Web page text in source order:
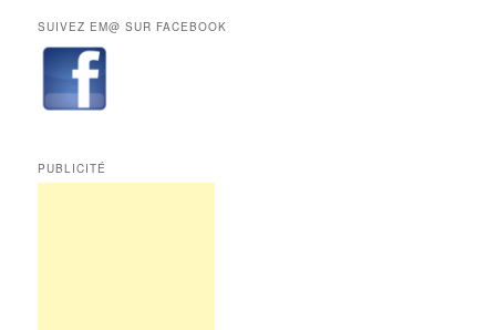
de
Edition
Multimédi@
SUIVEZ EM@ SUR FACEBOOK
PUBLICITÉ